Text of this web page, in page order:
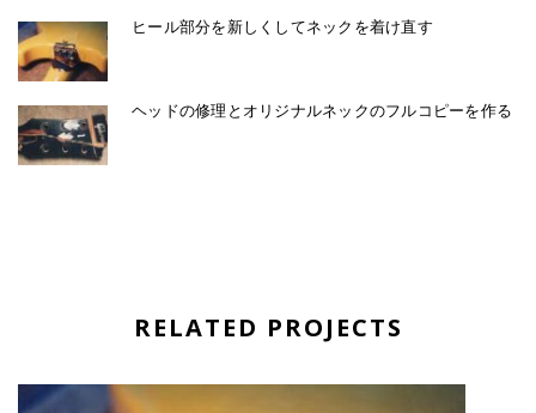
ヒール部分を新しくしてネックを着け直す
ヘッドの修理とオリジナルネックのフルコピーを作る
RELATED PROJECTS